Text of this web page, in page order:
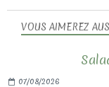
VOUS AIMEREZ
07/08/2026